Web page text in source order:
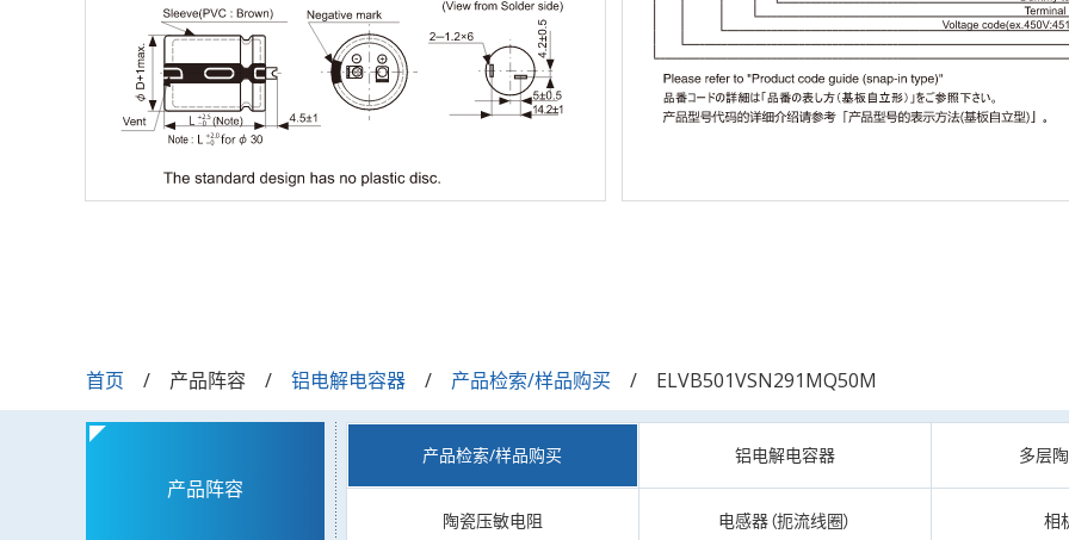
首页 产品阵容 铝电解电容器 产品检索/样品购买 ELVB501VSN291MQ50M
产品阵容
产品检索/样品购买 铝电解电容器 多层
陶瓷压敏电阻 电感器（扼流线圈） 相